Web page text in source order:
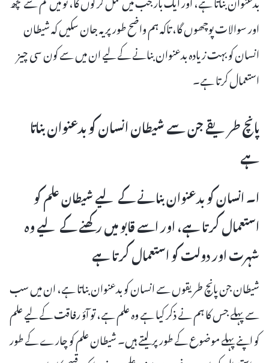
اور سوالات پوچھوں گا، تاکہ ہم واضح طور پر یہ جان سکیں کہ شیطان
انسان کو بہت زیادہ بدعنوان بنانے کے لیے ان میں سے کون سی چیز
استعمال کرتا ہے۔
پانچ طریقے جن سے شیطان انسان کو بدعنوان بناتا
ہے
ا۔ انسان کو بدعنوان بنانے کے لیے شیطان علم کو
استعمال کرتا ہے، اور اسے قابو میں رکھنے کے لیے وہ
شہرت اور دولت کو استعمال کرتا ہے
شیطان جن پانچ طریقوں سے انسان کو بدعنوان بناتا ہے، ان میں سب
سے پہلے جس کا ہم نے ذکر کیا ہے وہ علم ہے، تو آؤ رفاقت کے لیے علم
کو اپنے پہلے موضوع کے طور پر لیتے ہیں۔ شیطان علم کو چارے کے طور